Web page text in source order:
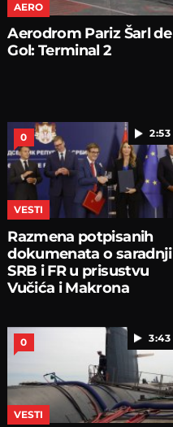
AERO
Aerodrom Pariz Šarl de
Gol: Terminal 2
2:53
0
VESTI
Razmena potpisanih
dokumenata o saradnji
SRB i FR u prisustvu
Vučića i Makrona
3:43
0
VESTI